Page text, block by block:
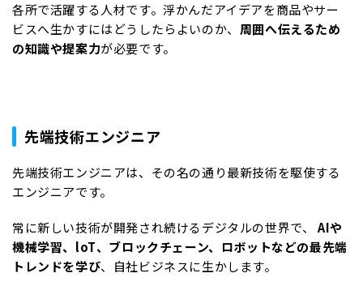
各所で活躍する人材です。浮かんだアイデアを商品やサー
ビスへ生かすにはどうしたらよいのか、 周囲へ伝えるため
の知識や提案力が必要です。
先端技術エンジニア
先端技術エンジニアは、その名の通り最新技術を駆使する
エンジニアです。
常に新しい技術が開発され続けるデジタルの世界で、
AIや
機械学習、loT、ブロックチェーン、ロボットなどの最先端
トレンドを学び、自社ビジネスに生かします。